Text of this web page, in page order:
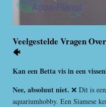
Veelgestelde Vragen
🐠
Kan een Betta vis in een
Nee, absoluut niet. ❌ Dit is
aquariumhobby. Een Siamese